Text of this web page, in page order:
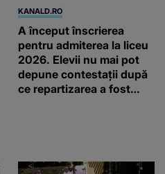
KANALD.RO
A început înscrierea
pentru admiterea la liceu
2026. Elevii nu mai pot
depune contestații după
ce repartizarea a fost